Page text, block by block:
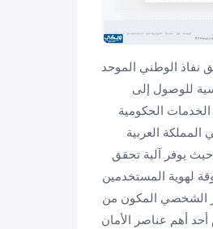
نفاذ الوطني الموحد
للوصول إلى
الخدمات الحكومية
المملكة العربية
يوفر آلية تحقق
لهوية المستخدمين
الشخصي المكون من
أحد أهم عناصر الأمان